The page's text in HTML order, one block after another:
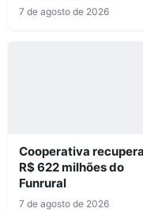
7 de agosto de 2026
Cooperativa recupera
R$ 622 milhões do
Funrural
7 de agosto de 2026